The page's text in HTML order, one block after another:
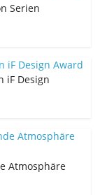
Serien
iF Design
Atmosphäre